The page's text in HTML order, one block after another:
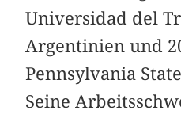
Universidad del
Argentinien und
Pennsylvania
Seine